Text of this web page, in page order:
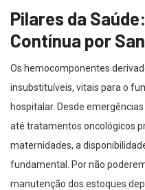
Pilares da
Contínua por
Os hemocomponentes
insubstituíveis, vitais para o
hospitalar. Desde
até tratamentos oncológicos
maternidades, a
fundamental. Por não
manutenção dos estoques